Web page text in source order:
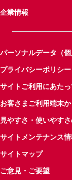
企業情報
パーソナルデータ（
プライバシーポリシー
サイトご利用にあたっ
お客さまご利用端末
見やすさ・使いやす
サイトメンテナンス情
サイトマップ
ご意見・ご要望